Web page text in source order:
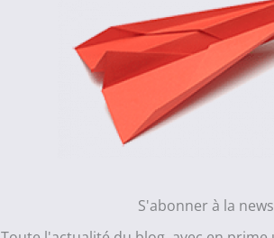
S'abonner à la